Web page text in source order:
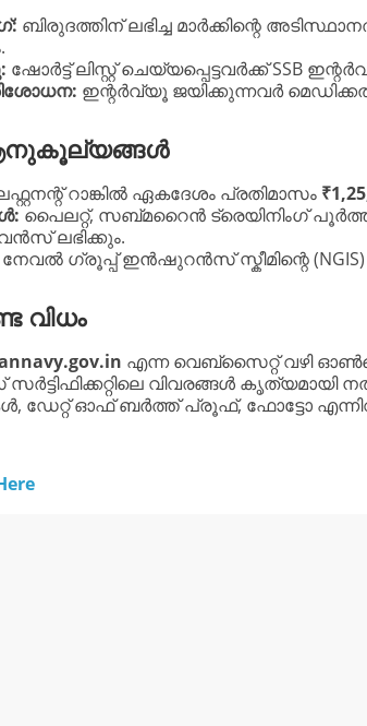
ബിരുദത്തിന് ലഭിച്ച മാർക്കിന്റെ
ഷോർട്ട് ലിസ്റ്റ് ചെയ്യപ്പെട്ടവർക്ക് SSB
ഇന്റർവ്യൂ ജയിക്കുന്നവർ
റാങ്കിൽ ഏകദേശം പ്രതിമാസം
പൈലറ്റ്, സബ്മറൈൻ ട്രെയിനിംഗ്
ലഭിക്കും.
നേവൽ ഗ്രൂപ്പ് ഇൻഷുറൻസ് സ്കീമിന്റെ (NGIS)
വിധം
എന്ന വെബ്സൈറ്റ് വഴി
വിവരങ്ങൾ കൃത്യമായി
ഡേറ്റ് ഓഫ് ബർത്ത് പ്രൂഫ്, ഫോട്ടോ